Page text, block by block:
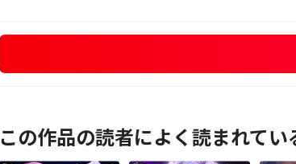
この作品の読者によく読まれてい